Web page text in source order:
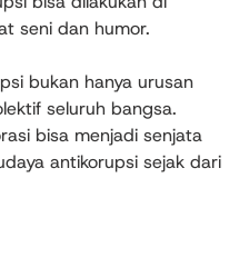
seni dan humor.
bukan hanya urusan
seluruh bangsa.
bisa menjadi senjata
antikorupsi sejak dari